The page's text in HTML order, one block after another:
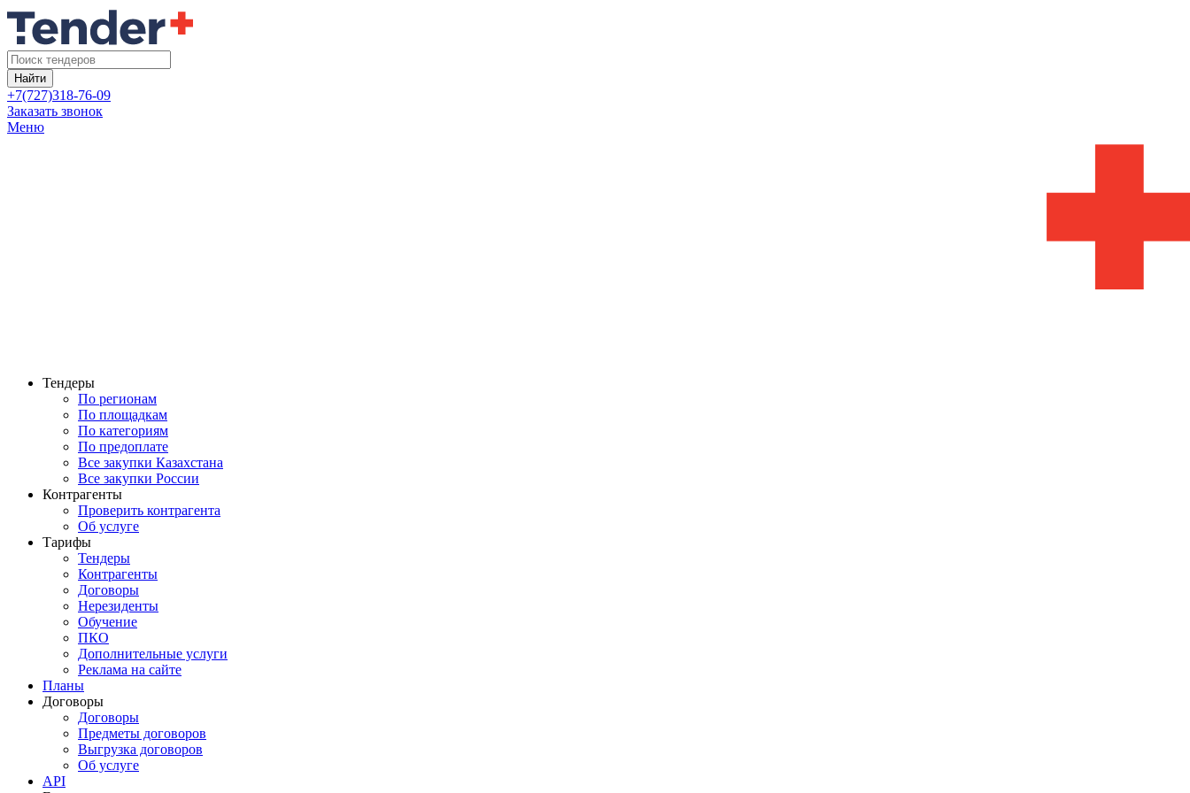
Найти
+7(727)318-76-09
Заказать звонок
Меню
Тендеры
По регионам
По площадкам
По категориям
По предоплате
Все закупки Казахстана
Все закупки России
Контрагенты
Проверить контрагента
Об услуге
Тарифы
Тендеры
Контрагенты
Договоры
Нерезиденты
Обучение
ПКО
Дополнительные услуги
Реклама на сайте
Планы
Договоры
Договоры
Предметы договоров
Выгрузка договоров
Об услуге
API